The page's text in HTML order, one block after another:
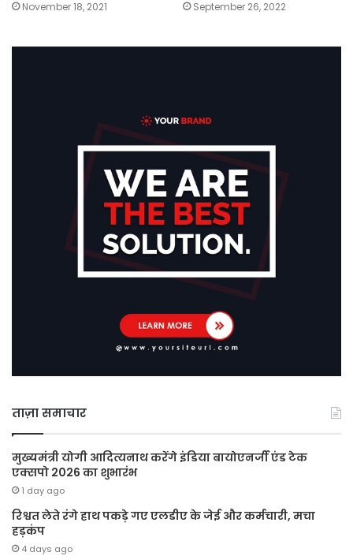
November 18, 2021 September 26, 2022
ताज़ा समाचार
मुख्यमंत्री योगी आदित्यनाथ करेंगे इंडिया बायोएनर्जी एंड टेक
एक्सपो 2026 का शुभारंभ
1 day ago
रिश्वत लेते रंगे हाथ पकड़े गए एलडीए के जेई और कर्मचारी, मचा
हड़कंप
4 days ago